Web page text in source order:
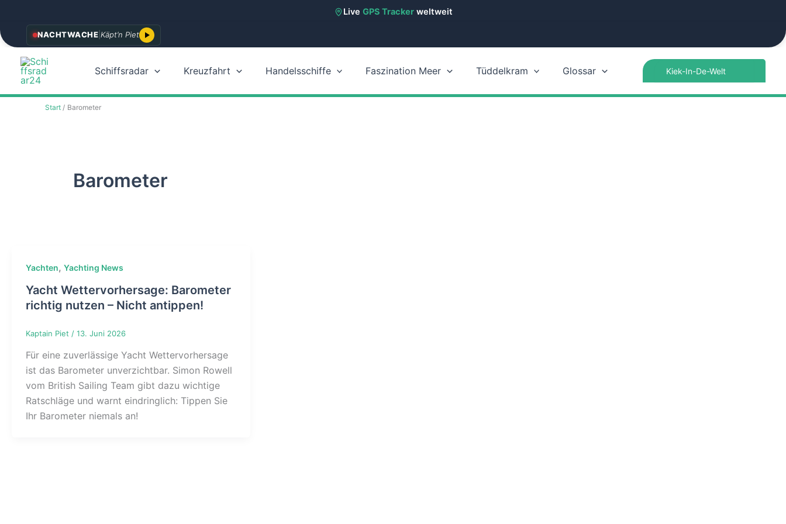
Live GPS Trackerweltweit
Zum
Inhalt
springen
NACHTWACHE Käpt’n Piet
Schiffsradar Kreuzfahrt Handelsschiffe Faszination Meer Tüddelkram Glossar
Start Barometer
Barometer
Yachten, Yachting News
Yacht Wettervorhersage: Barometer
richtig nutzen – Nicht antippen!
Kaptain Piet / 13. Juni 2026
Für eine zuverlässige Yacht Wettervorhersage
ist das Barometer unverzichtbar. Simon Rowell
vom British Sailing Team gibt dazu wichtige
Ratschläge und warnt eindringlich: Tippen Sie
Ihr Barometer niemals an!